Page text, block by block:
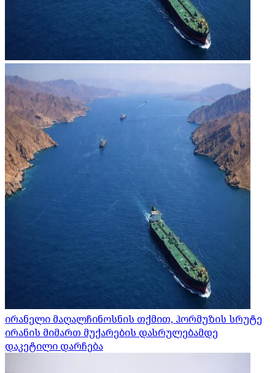
ირანელი მაღალჩინოსნის თქმით, ჰორმუზის სრუტე
ირანის მიმართ მუქარების დასრულებამდე
დაკეტილი დარჩება